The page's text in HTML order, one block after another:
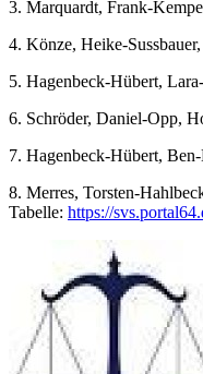
3. Marquardt, Frank-
4. Könze, Heike-
5. Hagenbeck-Hübert,
6. Schröder, Daniel-Opp,
7. Hagenbeck-Hübert,
8. Merres, Torsten-
Tabelle: https://